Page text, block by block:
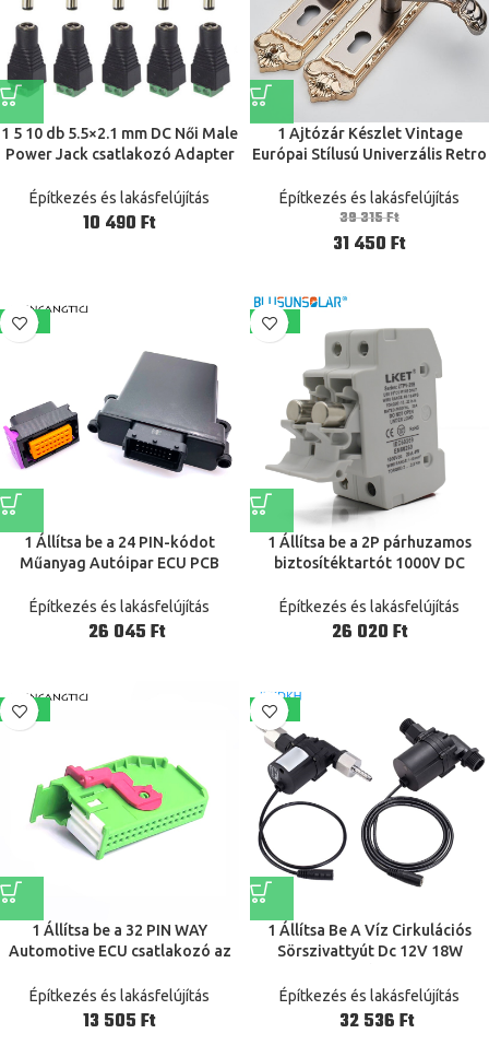
1 5 10 db 5.5×2.1 mm DC Női Male
Power Jack csatlakozó Adapter
3528 LED szalag TV
tartozékokhoz
Építkezés és lakásfelújítás
Ft
1 Ajtózár Készlet Vintage
Európai Stílusú Univerzális Retro
Lopásgátló Biztonsági Ajtózár
Építkezés és lakásfelújítás
39 315Ft
31 450Ft
-23%
1 Állítsa be a 24 PIN-kódot
Műanyag Autóipar ECU PCB
párosító férfi és női FCI
csatlakozókkal
Építkezés és lakásfelújítás
Ft
-23%
1 Állítsa be a 2P párhuzamos
biztosítéktartót 1000V DC
biztosítéktartó a naprendszer-
védelemhez
Építkezés és lakásfelújítás
Ft
-37%
1 Állítsa be a 32 PIN WAY
Automotive ECU csatlakozó az
műszerfal Socket Plug 1719057-
1 1719058-1
Építkezés és lakásfelújítás
Ft
-19%
1 Állítsa Be A Víz Cirkulációs
Sörszivattyút Dc 12V 18W
Borkészítő Tengely Elektromos
Folyadék Házi Sörfőzdék
Építkezés és lakásfelújítás
Ft